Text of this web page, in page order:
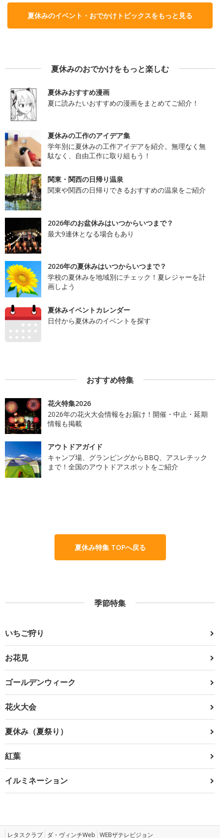
夏休みのイベント・おでかけトピックスをもっと見る
夏休みのおでかけをもっと楽しむ
夏休みおすすめ漫画
夏に読みたいおすすめの漫画をまとめてご紹介！
夏休みの工作のアイデア集
学年別に夏休みの工作アイデアを紹介。無理なく無
駄なく、自由工作に取り組もう！
関東・関西の日帰り温泉
関東や関西の日帰りできるおすすめの温泉をご紹介
2026年のお盆休みはいつからいつまで？
最大9連休となる場合もあり
2026年の夏休みはいつからいつまで？
学校の夏休みを地域別にチェック！夏レジャーを計
画しよう
夏休みイベントカレンダー
日付から夏休みのイベントを探す
おすすめ特集
花火特集2026
2026年の花火大会情報をお届け！開催・中止・延期
情報も掲載
アウトドアガイド
キャンプ場、グランピングからBBQ、アスレチック
まで！全国のアウトドアスポットをご紹介
夏休み特集 TOPへ戻る
季節特集
いちご狩り
お花見
ゴールデンウィーク
花火大会
夏休み（夏祭り）
紅葉
イルミネーション
レタスクラブ ダ・ヴィンチWeb WEBザテレビジョン